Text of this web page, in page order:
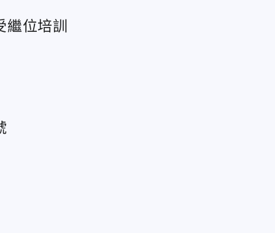
位培訓